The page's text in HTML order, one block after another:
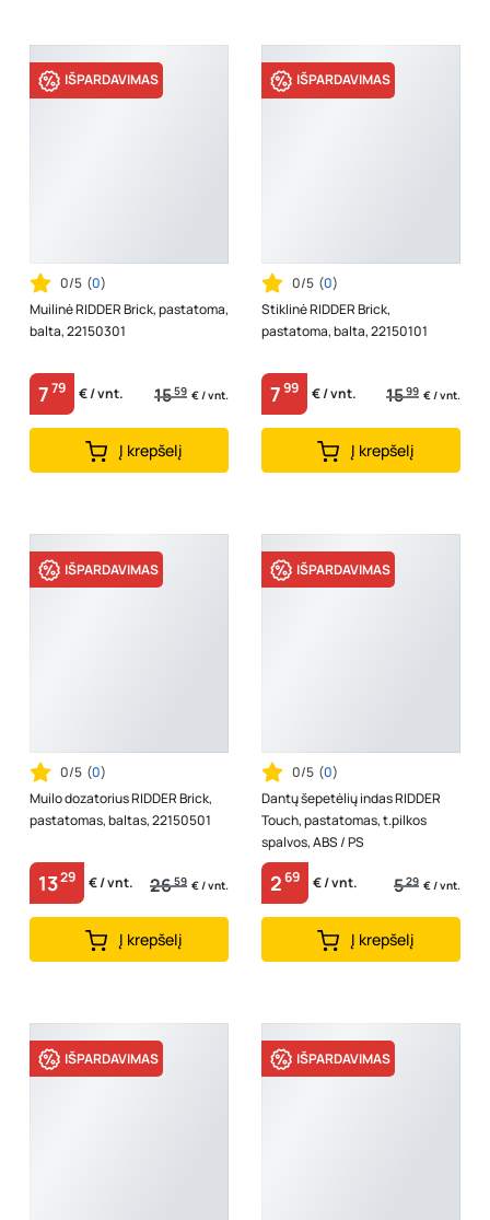
IŠPARDAVIMAS
0/5 (0)
Muilinė RIDDER Brick, pastatoma,
balta, 22150301
779 € / vnt. 1559 € / vnt.
Į krepšelį
IŠPARDAVIMAS
0/5 (0)
Stiklinė RIDDER Brick,
pastatoma, balta, 22150101
799 € / vnt. 1599 € / vnt.
Į krepšelį
IŠPARDAVIMAS
0/5 (0)
Muilo dozatorius RIDDER Brick,
pastatomas, baltas, 22150501
1329 € / vnt. 2659 € / vnt.
Į krepšelį
IŠPARDAVIMAS
0/5 (0)
Dantų šepetėlių indas RIDDER
Touch, pastatomas, t.pilkos
spalvos, ABS / PS
269 € / vnt. 529 € / vnt.
Į krepšelį
IŠPARDAVIMAS IŠPARDAVIMAS